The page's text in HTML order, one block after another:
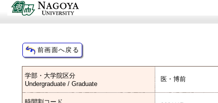
学部・大学院区分
Undergraduate / Graduate
医・博前